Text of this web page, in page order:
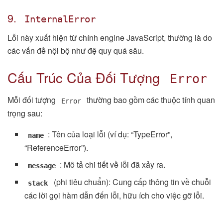
9.
InternalError
Lỗi này xuất hiện từ chính engine JavaScript, thường là do
các vấn đề nội bộ như đệ quy quá sâu.
Cấu Trúc Của Đối Tượng Error
Mỗi đối tượng Error
thường bao gồm các thuộc tính quan
trọng sau:
name : Tên của loại lỗi (ví dụ: “TypeError”,
“ReferenceError”).
message : Mô tả chi tiết về lỗi đã xảy ra.
stack
(phi tiêu chuẩn): Cung cấp thông tin về chuỗi
các lời gọi hàm dẫn đến lỗi, hữu ích cho việc gỡ lỗi.